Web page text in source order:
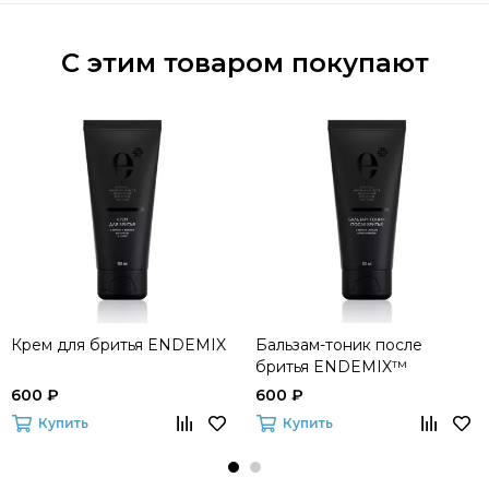
С этим товаром покупают
Крем для бритья ENDEMIX
600 ₽
Купить
Бальзам-тоник после
бритья ENDEMIX™
600 ₽
Купить